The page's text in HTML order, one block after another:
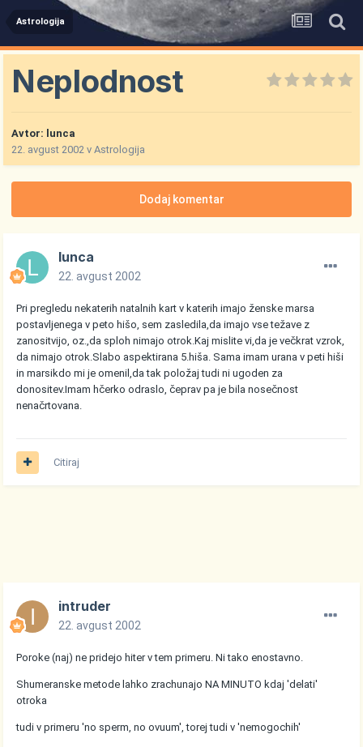
Astrologija
Neplodnost
Avtor: lunca
22. avgust 2002 vAstrologija
Dodaj komentar
lunca
22. avgust 2002
Pri pregledu nekaterih natalnih kart v katerih imajo ženske marsa
postavljenega v peto hišo, sem zasledila,da imajo vse težave z
zanositvijo, oz.,da sploh nimajo otrok.Kaj mislite vi,da je večkrat vzrok,
da nimajo otrok.Slabo aspektirana 5.hiša. Sama imam urana v peti hiši
in marsikdo mi je omenil,da tak položaj tudi ni ugoden za
donositev.Imam hčerko odraslo, čeprav pa je bila nosečnost
nenačrtovana.
Citiraj
intruder
22. avgust 2002
Poroke (naj) ne pridejo hiter v tem primeru. Ni tako enostavno.
Shumeranske metode lahko zrachunajo NA MINUTO kdaj 'delati'
otroka
tudi v primeru 'no sperm, no ovuum', torej tudi v 'nemogochih'